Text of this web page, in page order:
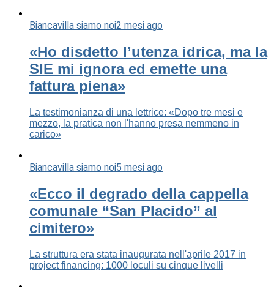
Biancavilla siamo noi2 mesi ago
«Ho disdetto l’utenza idrica, ma la
SIE mi ignora ed emette una
fattura piena»
La testimonianza di una lettrice: «Dopo tre mesi e
mezzo, la pratica non l'hanno presa nemmeno in
carico»
Biancavilla siamo noi5 mesi ago
«Ecco il degrado della cappella
comunale “San Placido” al
cimitero»
La struttura era stata inaugurata nell'aprile 2017 in
project financing: 1000 loculi su cinque livelli